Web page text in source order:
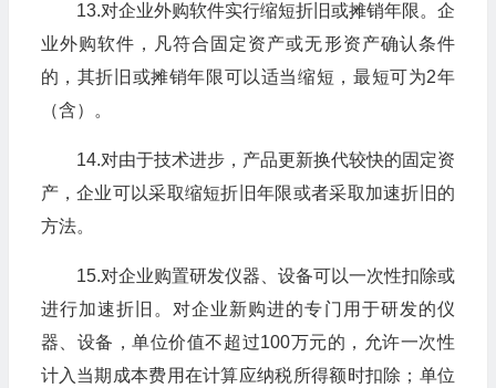
13.对企业外购软件实行缩短折旧或摊销年限。企
业外购软件，凡符合固定资产或无形资产确认条件
的，其折旧或摊销年限可以适当缩短，最短可为2年
（含）。
14.对由于技术进步，产品更新换代较快的固定资
产，企业可以采取缩短折旧年限或者采取加速折旧的
方法。
15.对企业购置研发仪器、设备可以一次性扣除或
进行加速折旧。对企业新购进的专门用于研发的仪
器、设备，单位价值不超过100万元的，允许一次性
计入当期成本费用在计算应纳税所得额时扣除；单位